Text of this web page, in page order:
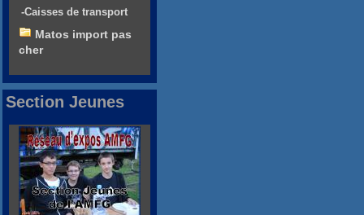
-Caisses de transport
Matos import pas
cher
Section Jeunes